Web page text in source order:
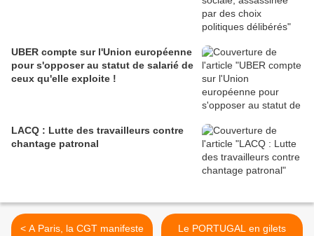
UBER compte sur l'Union européenne
pour s'opposer au statut de salarié de
ceux qu'elle exploite !
LACQ : Lutte des travailleurs contre
chantage patronal
< A Paris, la CGT manifeste
Le PORTUGAL en gilets